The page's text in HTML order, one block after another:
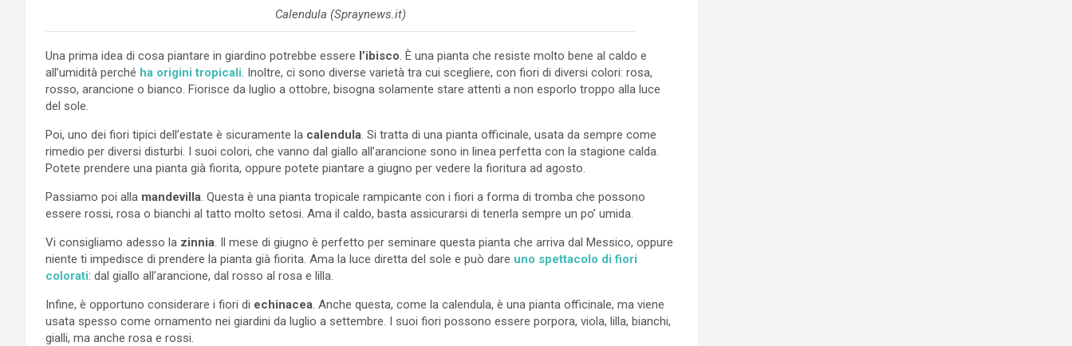
Calendula (Spraynews.it)
Una prima idea di cosa piantare in giardino potrebbe essere l’ibisco . È una pianta che resiste molto bene al caldo e
all’umidità perché ha origini tropicali . Inoltre, ci sono diverse varietà tra cui scegliere, con fiori di diversi colori: rosa,
rosso, arancione o bianco. Fiorisce da luglio a ottobre, bisogna solamente stare attenti a non esporlo troppo alla luce
del sole.
Poi, uno dei fiori tipici dell’estate è sicuramente la calendula . Si tratta di una pianta officinale, usata da sempre come
rimedio per diversi disturbi. I suoi colori, che vanno dal giallo all’arancione sono in linea perfetta con la stagione calda.
Potete prendere una pianta già fiorita, oppure potete piantare a giugno per vedere la fioritura ad agosto.
Passiamo poi alla mandevilla . Questa è una pianta tropicale rampicante con i fiori a forma di tromba che possono
essere rossi, rosa o bianchi al tatto molto setosi. Ama il caldo, basta assicurarsi di tenerla sempre un po’ umida.
Vi consigliamo adesso la zinnia . Il mese di giugno è perfetto per seminare questa pianta che arriva dal Messico, oppure
niente ti impedisce di prendere la pianta già fiorita. Ama la luce diretta del sole e può dare uno spettacolo di fiori
colorati: dal giallo all’arancione, dal rosso al rosa e lilla.
Infine, è opportuno considerare i fiori di echinacea . Anche questa, come la calendula, è una pianta officinale, ma viene
usata spesso come ornamento nei giardini da luglio a settembre. I suoi fiori possono essere porpora, viola, lilla, bianchi,
gialli, ma anche rosa e rossi.